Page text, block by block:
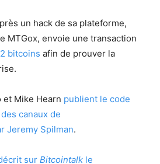
un hack de sa plateforme,
MTGox, envoie une transaction
bitcoins afin de prouver la
et Mike Hearn publient le code
canaux de
Jeremy Spilman.
sur Bitcointalk le